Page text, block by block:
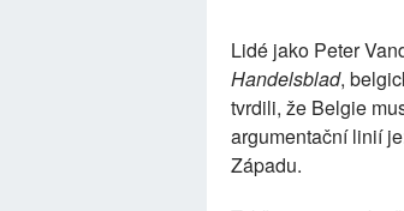
Lidé jako Peter
Handelsblad,
tvrdili, že Belgie
argumentační linií
Západu.